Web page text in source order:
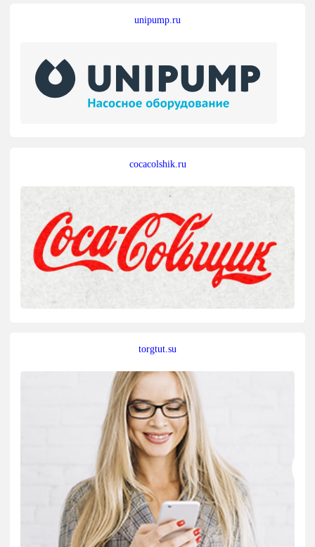
unipump.ru
cocacolshik.ru
torgtut.su